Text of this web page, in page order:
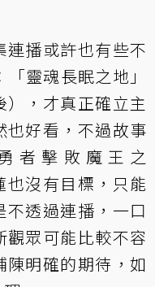
播或許也有些不
靈魂長眠之地」
），才真正確立主
也好看，不過故事
者擊敗魔王之
沒有目標，只能
透過連播，一口
眾可能比較不容
明確的期待，如